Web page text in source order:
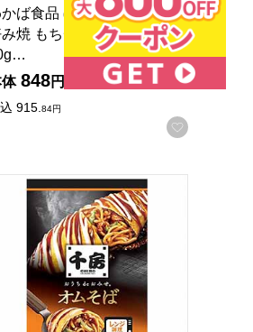
入りに登録する
かば食品 ぼてじゅう監修 お
焼 もちチーズ玉 2枚入り(4
848円
915.84円
お気に入
】
スーパークリスプスパイシー ストレ
房ホールディングス 千房 オムそば 1